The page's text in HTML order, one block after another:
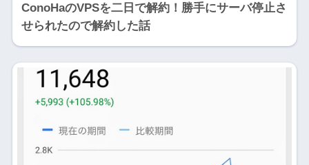
ConoHaのVPSを二日で解約！勝手にサーバ停止さ
せられたので解約した話